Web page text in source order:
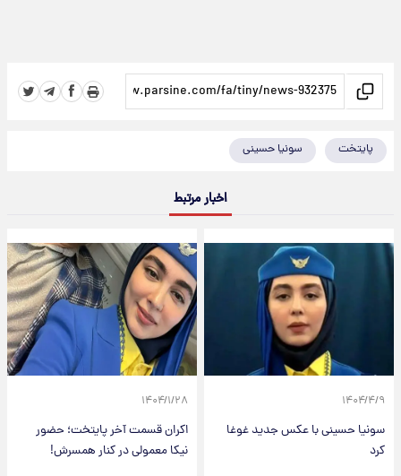
پایتخت سونیا حسینی
اخبار مرتبط
۱۴۰۴/۴/۹
سونیا حسینی با عکس جدید غوغا
کرد
۱۴۰۴/۱/۲۸
اکران قسمت آخر پایتخت؛ حضور
نیکا معمولی در کنار همسرش!